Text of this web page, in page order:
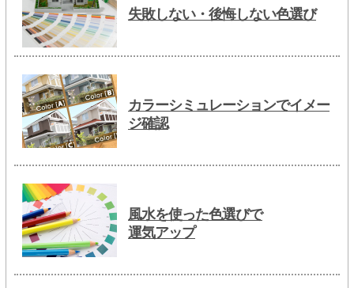
失敗しない・後悔しない色選び
カラーシミュレーションでイメー
ジ確認
風水を使った色選びで
運気アップ